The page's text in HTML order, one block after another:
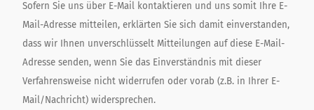
Sofern Sie uns über E-Mail kontaktieren und uns somit Ihre E-
Mail-Adresse mitteilen, erklärten Sie sich damit einverstanden,
dass wir Ihnen unverschlüsselt Mitteilungen auf diese E-Mail-
Adresse senden, wenn Sie das Einverständnis mit dieser
Verfahrensweise nicht widerrufen oder vorab (z.B. in Ihrer E-
Mail/Nachricht) widersprechen.